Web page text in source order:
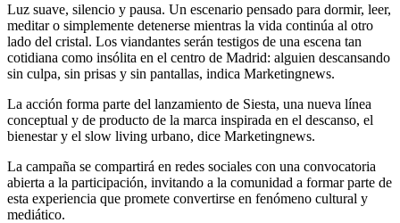
Luz suave, silencio y pausa. Un escenario pensado para dormir, leer,
meditar o simplemente detenerse mientras la vida continúa al otro
lado del cristal. Los viandantes serán testigos de una escena tan
cotidiana como insólita en el centro de Madrid: alguien descansando
sin culpa, sin prisas y sin pantallas, indica Marketingnews.
La acción forma parte del lanzamiento de Siesta, una nueva línea
conceptual y de producto de la marca inspirada en el descanso, el
bienestar y el slow living urbano, dice Marketingnews.
La campaña se compartirá en redes sociales con una convocatoria
abierta a la participación, invitando a la comunidad a formar parte de
esta experiencia que promete convertirse en fenómeno cultural y
mediático.